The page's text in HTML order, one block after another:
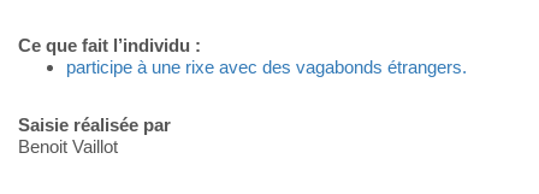
Ce que fait l’individu :
participe à une rixe avec des vagabonds étrangers.
Saisie réalisée par
Benoit Vaillot